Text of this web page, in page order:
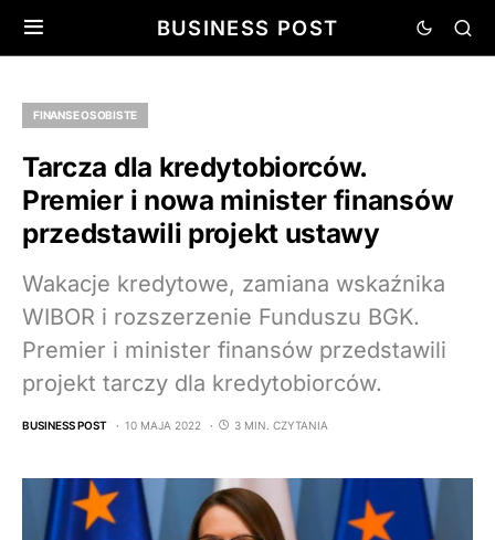
BUSINESS POST
FINANSE OSOBISTE
Tarcza dla kredytobiorców.
Premier i nowa minister finansów
przedstawili projekt ustawy
Wakacje kredytowe, zamiana wskaźnika
WIBOR i rozszerzenie Funduszu BGK.
Premier i minister finansów przedstawili
projekt tarczy dla kredytobiorców.
BUSINESS POST 10 MAJA 2022 3 MIN. CZYTANIA